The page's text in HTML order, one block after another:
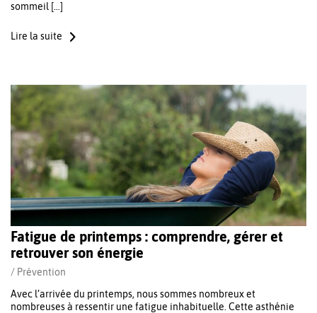
sommeil […]
Lire la suite
Fatigue de printemps : comprendre, gérer et
retrouver son énergie
/ Prévention
Avec l’arrivée du printemps, nous sommes nombreux et
nombreuses à ressentir une fatigue inhabituelle. Cette asthénie